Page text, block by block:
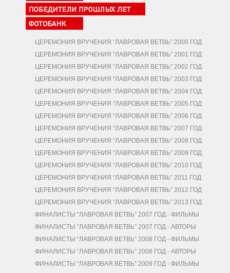
ЦЕРЕМОНИЯ ВРУЧЕНИЯ “ЛАВРОВАЯ ВЕТВЬ” 2000 ГОД
ЦЕРЕМОНИЯ ВРУЧЕНИЯ “ЛАВРОВАЯ ВЕТВЬ” 2001 ГОД
ЦЕРЕМОНИЯ ВРУЧЕНИЯ “ЛАВРОВАЯ ВЕТВЬ” 2002 ГОД
ЦЕРЕМОНИЯ ВРУЧЕНИЯ “ЛАВРОВАЯ ВЕТВЬ” 2003 ГОД
ЦЕРЕМОНИЯ ВРУЧЕНИЯ “ЛАВРОВАЯ ВЕТВЬ” 2004 ГОД
ЦЕРЕМОНИЯ ВРУЧЕНИЯ “ЛАВРОВАЯ ВЕТВЬ” 2005 ГОД
ЦЕРЕМОНИЯ ВРУЧЕНИЯ “ЛАВРОВАЯ ВЕТВЬ” 2006 ГОД
ЦЕРЕМОНИЯ ВРУЧЕНИЯ “ЛАВРОВАЯ ВЕТВЬ” 2007 ГОД
ЦЕРЕМОНИЯ ВРУЧЕНИЯ “ЛАВРОВАЯ ВЕТВЬ” 2008 ГОД
ЦЕРЕМОНИЯ ВРУЧЕНИЯ “ЛАВРОВАЯ ВЕТВЬ” 2009 ГОД
ЦЕРЕМОНИЯ ВРУЧЕНИЯ “ЛАВРОВАЯ ВЕТВЬ” 2010 ГОД
ЦЕРЕМОНИЯ ВРУЧЕНИЯ “ЛАВРОВАЯ ВЕТВЬ” 2011 ГОД
ЦЕРЕМОНИЯ ВРУЧЕНИЯ “ЛАВРОВАЯ ВЕТВЬ” 2012 ГОД
ЦЕРЕМОНИЯ ВРУЧЕНИЯ “ЛАВРОВАЯ ВЕТВЬ” 2013 ГОД
ФИНАЛИСТЫ “ЛАВРОВАЯ ВЕТВЬ” 2007 ГОД - ФИЛЬМЫ
ФИНАЛИСТЫ “ЛАВРОВАЯ ВЕТВЬ” 2007 ГОД - АВТОРЫ
ФИНАЛИСТЫ “ЛАВРОВАЯ ВЕТВЬ” 2008 ГОД - ФИЛЬМЫ
ФИНАЛИСТЫ “ЛАВРОВАЯ ВЕТВЬ” 2008 ГОД - АВТОРЫ
ФИНАЛИСТЫ “ЛАВРОВАЯ ВЕТВЬ” 2009 ГОД - ФИЛЬМЫ